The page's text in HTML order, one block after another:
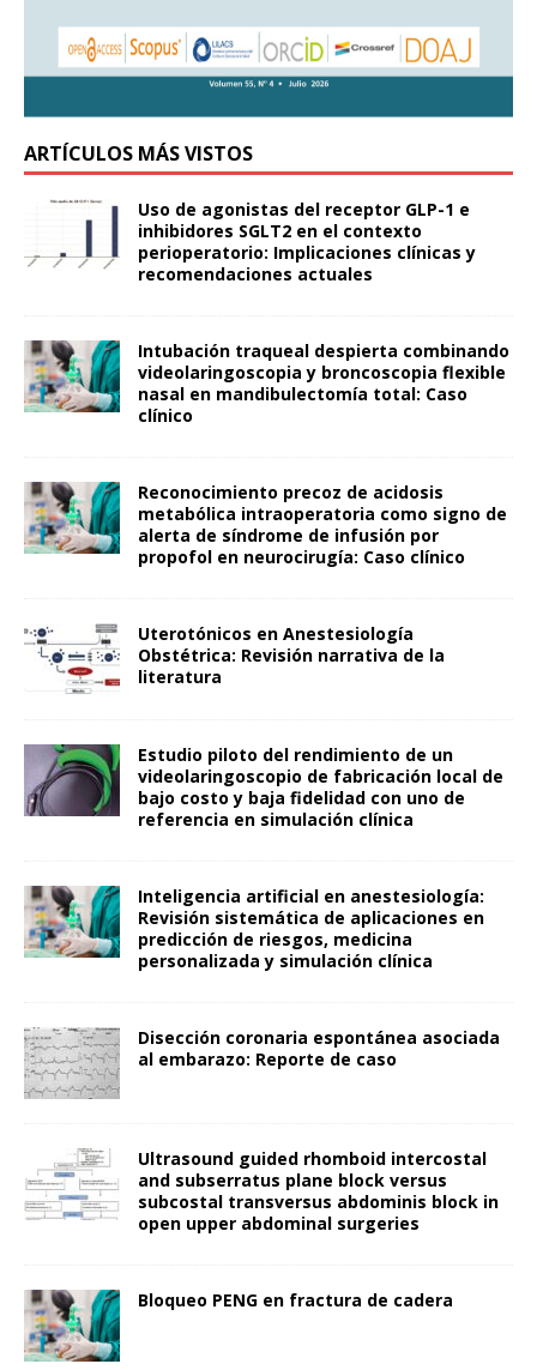
ARTÍCULOS MÁS VISTOS
Uso de agonistas del receptor GLP-1 e
inhibidores SGLT2 en el contexto
perioperatorio: Implicaciones clínicas y
recomendaciones actuales
Intubación traqueal despierta combinando
videolaringoscopia y broncoscopia flexible
nasal en mandibulectomía total: Caso
clínico
Reconocimiento precoz de acidosis
metabólica intraoperatoria como signo de
alerta de síndrome de infusión por
propofol en neurocirugía: Caso clínico
Uterotónicos en Anestesiología
Obstétrica: Revisión narrativa de la
literatura
Estudio piloto del rendimiento de un
videolaringoscopio de fabricación local de
bajo costo y baja fidelidad con uno de
referencia en simulación clínica
Inteligencia artificial en anestesiología:
Revisión sistemática de aplicaciones en
predicción de riesgos, medicina
personalizada y simulación clínica
Disección coronaria espontánea asociada
al embarazo: Reporte de caso
Ultrasound guided rhomboid intercostal
and subserratus plane block versus
subcostal transversus abdominis block in
open upper abdominal surgeries
Bloqueo PENG en fractura de cadera